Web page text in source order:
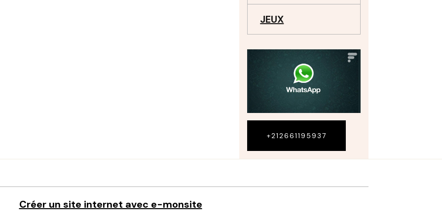
JEUX
+212661195937
Créer un site internet avec e-monsite